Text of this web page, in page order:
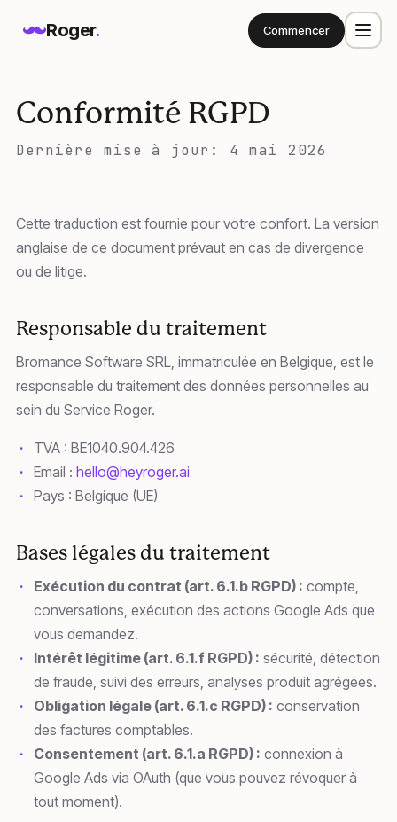
Roger. Commencer
Conformité RGPD
Dernière mise à jour: 4 mai 2026
Cette traduction est fournie pour votre confort. La version
anglaise de ce document prévaut en cas de divergence
ou de litige.
Responsable du traitement
Bromance Software SRL, immatriculée en Belgique, est le
responsable du traitement des données personnelles au
sein du Service Roger.
TVA : BE1040.904.426
Email : hello@heyroger.ai
Pays : Belgique (UE)
Bases légales du traitement
Exécution du contrat (art. 6.1.b RGPD) : compte,
conversations, exécution des actions Google Ads que
vous demandez.
Intérêt légitime (art. 6.1.f RGPD) : sécurité, détection
de fraude, suivi des erreurs, analyses produit agrégées.
Obligation légale (art. 6.1.c RGPD) : conservation
des factures comptables.
Consentement (art. 6.1.a RGPD) : connexion à
Google Ads via OAuth (que vous pouvez révoquer à
tout moment).